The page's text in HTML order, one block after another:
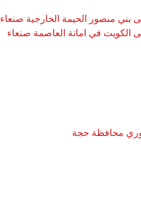
بني منصور الحيمة الخارجية صنعاء
الكويت في امانة العاصمة صنعاء